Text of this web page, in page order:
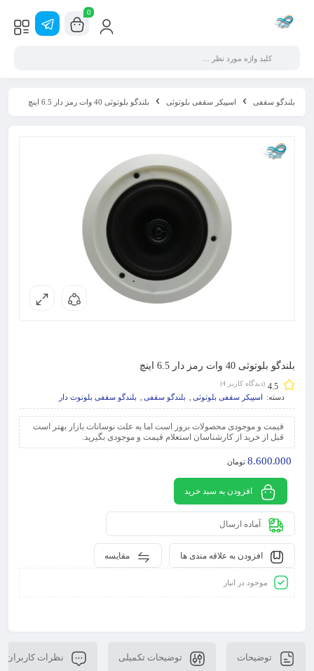
0
بلندگو سقفی اسپیکر سقفی بلوتوثی بلندگو بلوتوثی 40 وات رمز دار 6.5 اینچ
بلندگو بلوتوثی 40 وات رمز دار 6.5 اینچ
4.5 (دیدگاه کاربر 4
)
دسته: اسپیکر سقفی بلوتوثی بلندگو سقفی بلندگو سقفی بلوتوث دار
قیمت و موجودی محصولات بروز است اما به علت نوسانات بازار بهتر است
قبل از خرید از کارشناسان استعلام قیمت و موجودی بگیرید.
8.600.000 تومان
افزودن به سبد خرید
آماده ارسال
مقایسه افزودن به علاقه مندی ها
موجود در انبار
توضیحات توضیحات تکمیلی نظرات کاربران